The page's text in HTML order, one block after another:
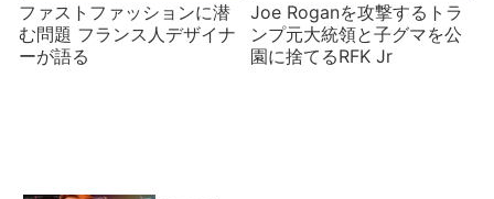
ファストファッションに潜
む問題 フランス人デザイナ
ーが語る
Joe Roganを攻撃するトラ
ンプ元大統領と子グマを公
園に捨てるRFK Jr